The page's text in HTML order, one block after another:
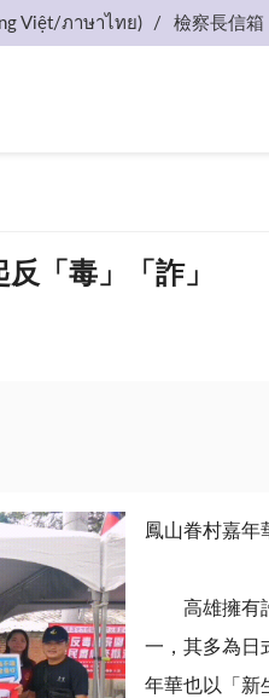
Việt/ภาษาไทย) 檢察長信箱
「毒」「詐」
鳳山眷村嘉年
高雄擁有許
一，其多為日
年華也以「新